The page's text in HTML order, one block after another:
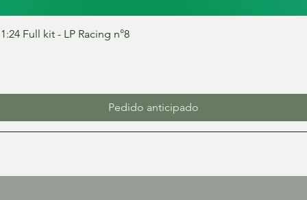
Vista rápida
Full kit - LP Racing n°8
Pedido anticipado